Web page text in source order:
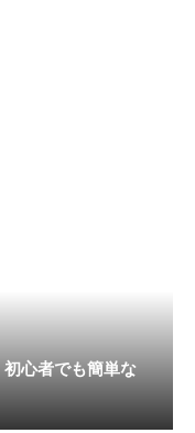
心者でも簡単な